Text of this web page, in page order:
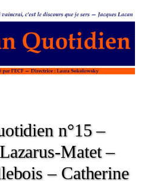
n°15 –
Matet –
– Catherine